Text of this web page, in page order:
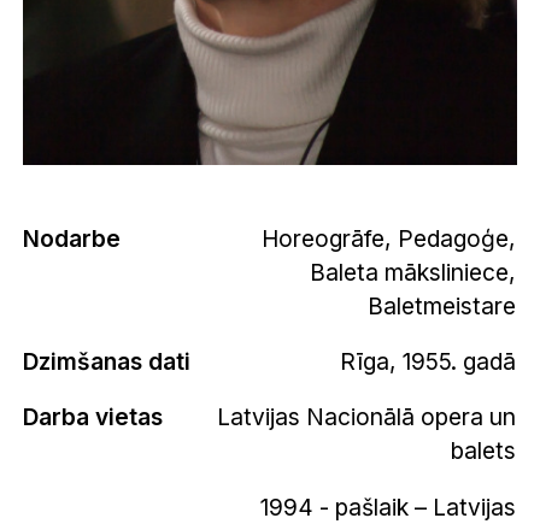
Nodarbe
Horeogrāfe, Pedagoģe,
Baleta māksliniece,
Baletmeistare
Dzimšanas dati
Rīga, 1955. gadā
Darba vietas
Latvijas Nacionālā opera un
balets
1994 - pašlaik – Latvijas